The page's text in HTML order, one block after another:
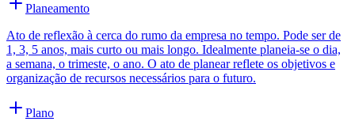
Planeamento
Ato de reflexão à cerca do rumo da empresa no tempo. Pode ser de
1, 3, 5 anos, mais curto ou mais longo. Idealmente planeia-se o dia,
a semana, o trimeste, o ano. O ato de planear reflete os objetivos e
organização de recursos necessários para o futuro.
Plano